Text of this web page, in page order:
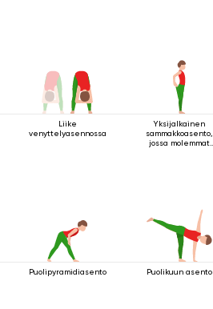
Liike
venyttelyasennossa
Yksijalkainen
sammakkoasento,
jossa molemmat
Puolipyramidiasento Puolikuun asento